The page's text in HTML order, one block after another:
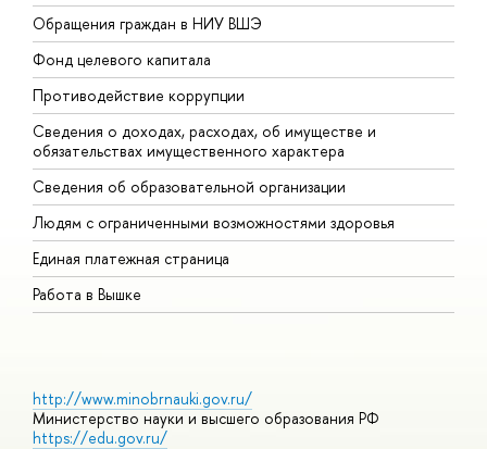
Обращения граждан в НИУ ВШЭ
Фонд целевого капитала
Противодействие коррупции
Сведения о доходах, расходах, об имуществе и
обязательствах имущественного характера
Сведения об образовательной организации
Людям с ограниченными возможностями здоровья
Единая платежная страница
Работа в Вышке
http://www.minobrnauki.gov.ru/
Министерство науки и высшего образования РФ
https://edu.gov.ru/